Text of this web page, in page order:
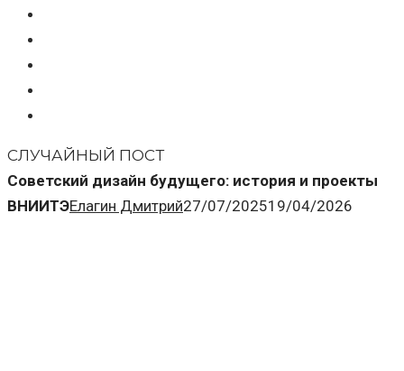
СЛУЧАЙНЫЙ ПОСТ
Советский дизайн будущего: история и проекты
ВНИИТЭЕлагин Дмитрий27/07/202519/04/2026